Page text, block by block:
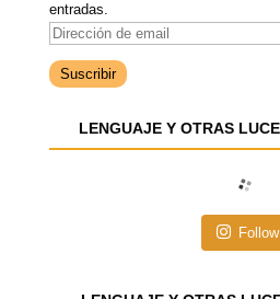
entradas.
D
r
c
LENGUAJE Y OTRAS
Follow